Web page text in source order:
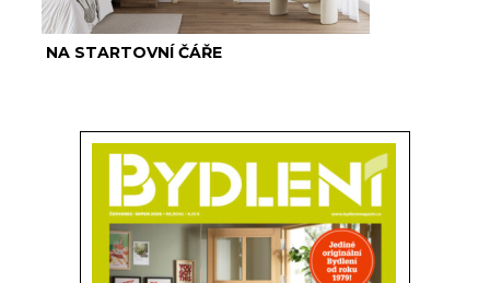
NA STARTOVNÍ ČÁŘE